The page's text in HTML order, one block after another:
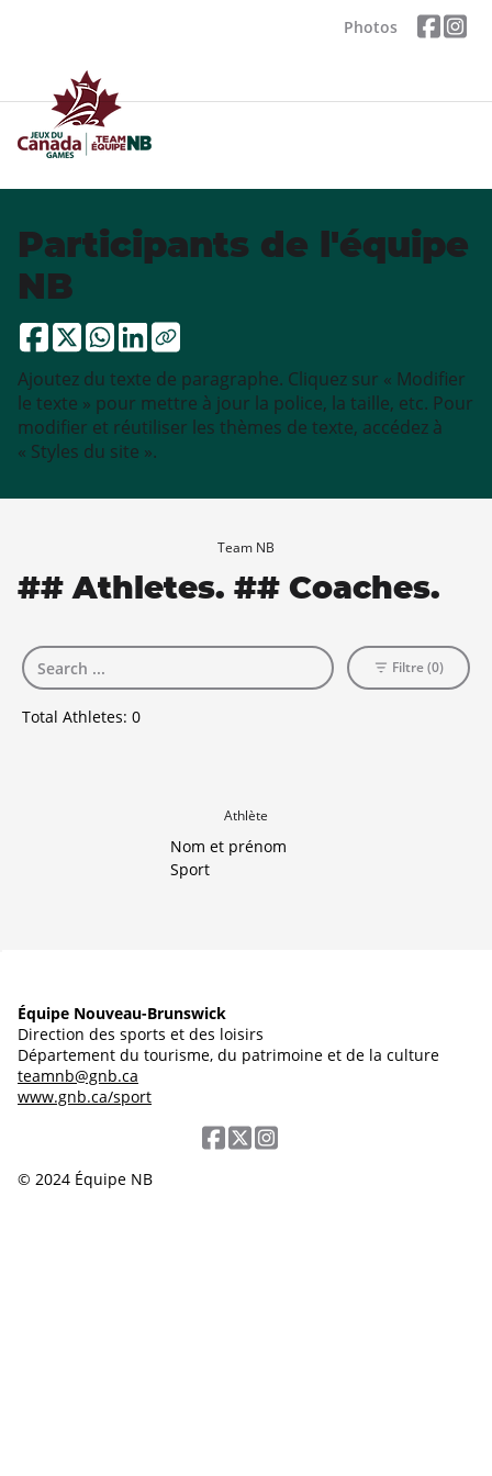
Photos
Participants de l'équipe
NB
Ajoutez du texte de paragraphe. Cliquez sur « Modifier
le texte » pour mettre à jour la police, la taille, etc. Pour
modifier et réutiliser les thèmes de texte, accédez à
« Styles du site ».
Team NB
## Athletes. ## Coaches.
Total Athletes: 0
Filtre (0)
Athlète
Nom et prénom
Sport
Équipe Nouveau-Brunswick
Direction des sports et des loisirs
Département du tourisme, du patrimoine et de la culture
teamnb@gnb.ca
www.gnb.ca/sport
© 2024 Équipe NB